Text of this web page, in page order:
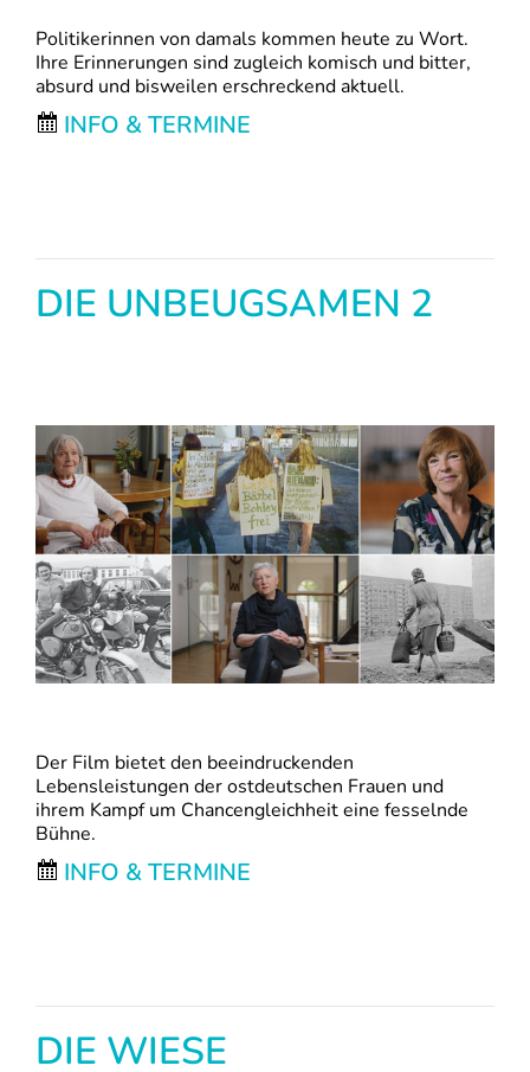
Politikerinnen von damals kommen heute zu Wort.
Ihre Erinnerungen sind zugleich komisch und bitter,
absurd und bisweilen erschreckend aktuell.
INFO & TERMINE
DIE UNBEUGSAMEN 2
Der Film bietet den beeindruckenden
Lebensleistungen der ostdeutschen Frauen und
ihrem Kampf um Chancengleichheit eine fesselnde
Bühne.
INFO & TERMINE
DIE WIESE